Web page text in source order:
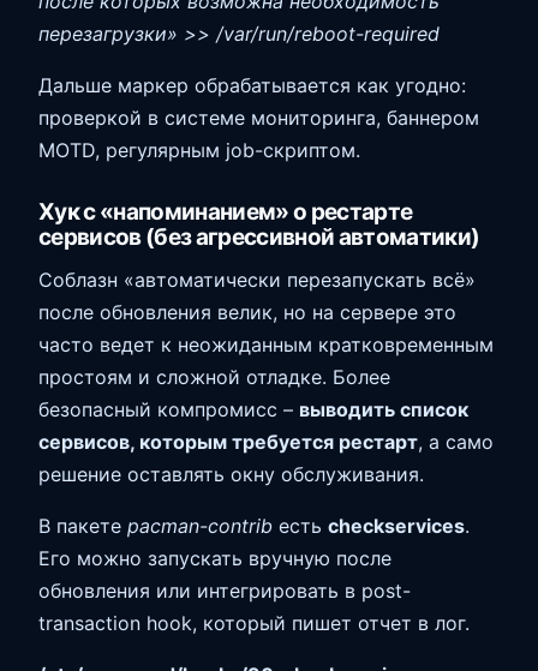
перезагрузки» >> /var/run/reboot-required
Дальше маркер обрабатывается как угодно:
проверкой в системе мониторинга, баннером
MOTD, регулярным job-скриптом.
Хук с «напоминанием» о рестарте
сервисов (без агрессивной автоматики)
Соблазн «автоматически перезапускать всё»
после обновления велик, но на сервере это
часто ведет к неожиданным кратковременным
простоям и сложной отладке. Более
безопасный компромисс – выводить список
сервисов, которым требуется рестарт, а само
решение оставлять окну обслуживания.
В пакете pacman-contrib есть checkservices.
Его можно запускать вручную после
обновления или интегрировать в post-
transaction hook, который пишет отчет в лог.